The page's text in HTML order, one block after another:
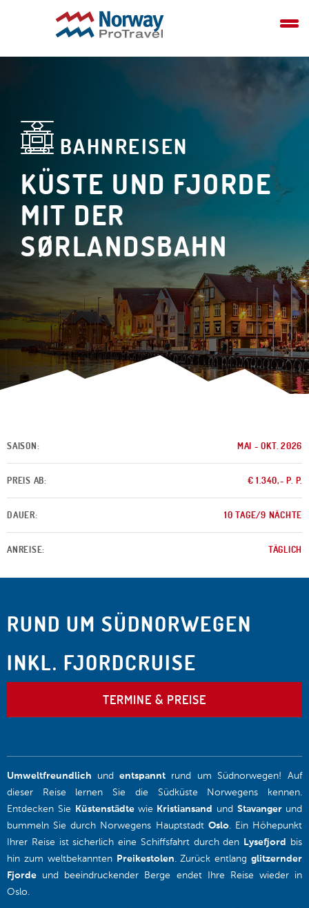
BAHNREISEN
KÜSTE UND FJORDE
MIT DER
SØRLANDSBAHN
SAISON: MAI - OKT. 2026
PREIS AB: € 1.340,- P. P.
DAUER: 10 TAGE/9 NÄCHTE
ANREISE: TÄGLICH
RUND UM SÜDNORWEGEN
INKL. FJORDCRUISE
TERMINE & PREISE
Umweltfreundlich undentspannt rund um Südnorwegen! Auf
dieser Reise lernen Sie die Südküste Norwegens kennen.
Entdecken Sie
Küstenstädte wie Kristiansand undStavanger und
bummeln Sie durch Norwegens Hauptstadt Oslo. Ein Höhepunkt
Ihrer Reise ist sicherlich eine Schiffsfahrt durch den
Lysefjord
bis
hin zum weltbekannten
Preikestolen. Zurück entlang glitzernder
Fjorde und beeindruckender Berge endet Ihre Reise wieder in
Oslo.